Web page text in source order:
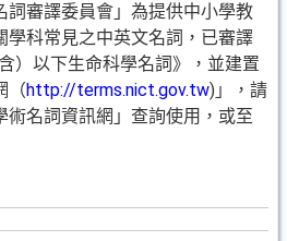
詞審譯委員會」為提供中小學教
學科常見之中英文名詞，已審譯
）以下生命科學名詞》，並建置
（http://terms.nict.gov.tw)」，請
術名詞資訊網」查詢使用，或至